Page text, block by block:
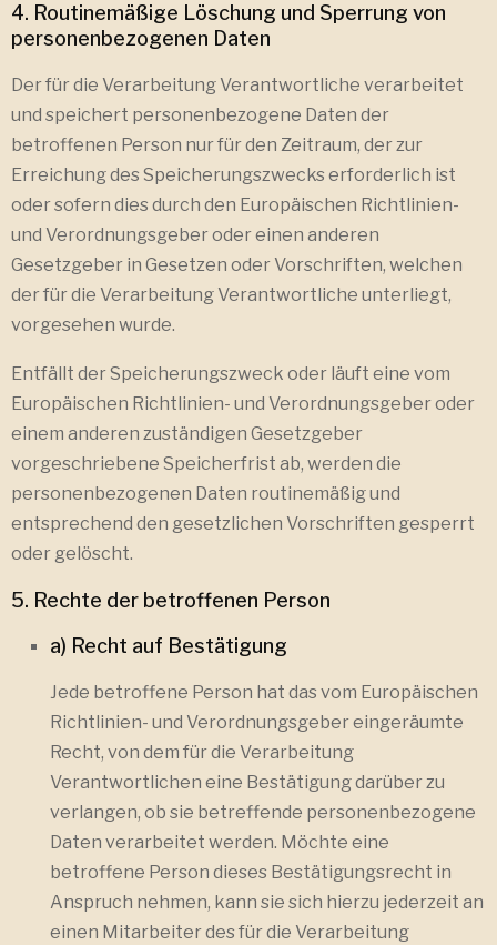
4. Routinemäßige Löschung und Sperrung von
personenbezogenen Daten
Der für die Verarbeitung Verantwortliche verarbeitet
und speichert personenbezogene Daten der
betroffenen Person nur für den Zeitraum, der zur
Erreichung des Speicherungszwecks erforderlich ist
oder sofern dies durch den Europäischen Richtlinien-
und Verordnungsgeber oder einen anderen
Gesetzgeber in Gesetzen oder Vorschriften, welchen
der für die Verarbeitung Verantwortliche unterliegt,
vorgesehen wurde.
Entfällt der Speicherungszweck oder läuft eine vom
Europäischen Richtlinien- und Verordnungsgeber oder
einem anderen zuständigen Gesetzgeber
vorgeschriebene Speicherfrist ab, werden die
personenbezogenen Daten routinemäßig und
entsprechend den gesetzlichen Vorschriften gesperrt
oder gelöscht.
5. Rechte der betroffenen Person
a) Recht auf Bestätigung
Jede betroffene Person hat das vom Europäischen
Richtlinien- und Verordnungsgeber eingeräumte
Recht, von dem für die Verarbeitung
Verantwortlichen eine Bestätigung darüber zu
verlangen, ob sie betreffende personenbezogene
Daten verarbeitet werden. Möchte eine
betroffene Person dieses Bestätigungsrecht in
Anspruch nehmen, kann sie sich hierzu jederzeit an
einen Mitarbeiter des für die Verarbeitung